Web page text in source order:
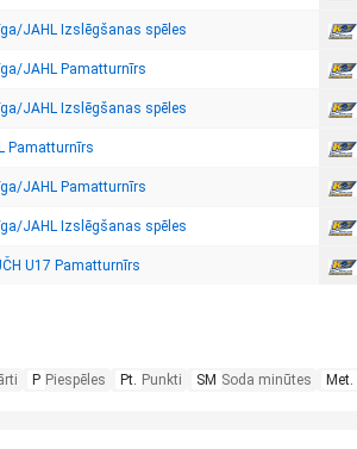
JAHL Izslēgšanas spēles
JAHL Pamatturnīrs
JAHL Izslēgšanas spēles
Pamatturnīrs
JAHL Pamatturnīrs
JAHL Izslēgšanas spēles
U17 Pamatturnīrs
P Piespēles Pt. Punkti SM Soda minūtes Met.